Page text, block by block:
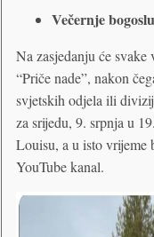
Večernje
Na zasjedanju će
“Priče nade”, nakon
svjetskih odjela ili
za srijedu, 9. srpnja u
Louisu, a u isto vrijeme
YouTube kanal.